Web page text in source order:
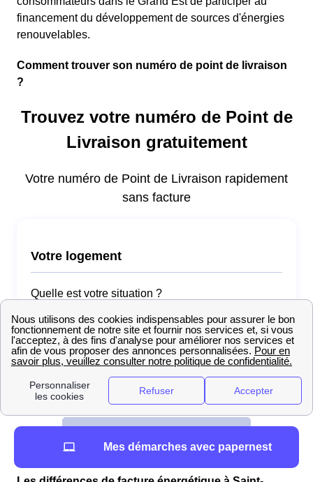
financement du développement de sources d'énergies
renouvelables.
Comment trouver son numéro de point de livraison
?
Mes démarches avec papernest